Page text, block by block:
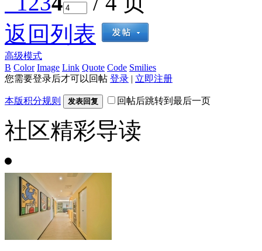
返回列表
高级模式
B Color Image Link Quote Code Smilies
您需要登录后才可以回帖 登录 | 立即注册
本版积分规则 发表回复 回帖后跳转到最后一页
社区精彩导读